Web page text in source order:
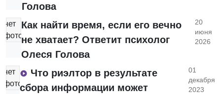
Голова
нет
фото
Как найти время, если его вечно
не хватает? Ответит психолог
Олеся Голова
20
июня
2026
нет
фото
Что риэлтор в результате
сбора информации может
01
декабря
2023